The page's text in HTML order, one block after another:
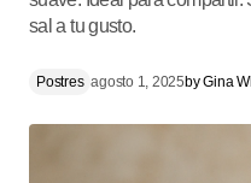
sal a tu gusto.
Postres agosto 1, 2025byGina